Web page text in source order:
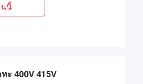
นนี้
ะ 400V 415V